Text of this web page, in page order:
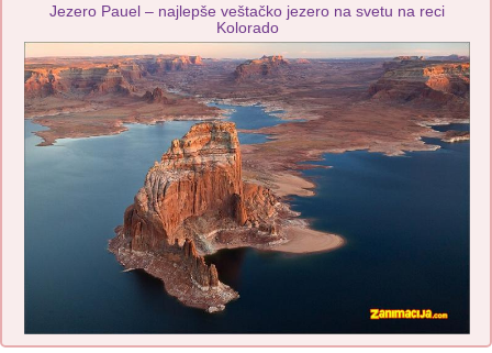
Jezero Pauel – najlepše veštačko jezero na svetu na reci
Kolorado